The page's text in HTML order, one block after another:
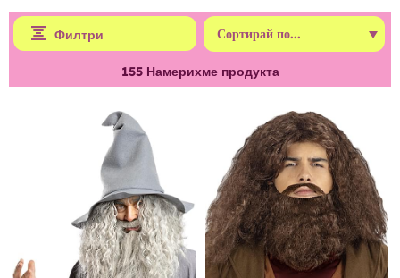
Филтри
155Намерихме продукта